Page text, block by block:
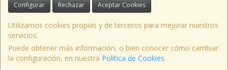
Configurar Rechazar Aceptar Cookies
Utilizamos cookies propias y de terceros para mejorar nuestros
servicios.
Puede obtener más información, o bien conocer cómo cambiar
la configuración, en nuestra Política de Cookies.
Infocopy Lugo, C.B. · C/ Doctor Casares, 122 Bajo, 27400 Monforte de
Lemos, Lugo, España · CIF: E27283464 · Tel.: 982 410 739 · Email:
EJERCER DERECHO DE DESISTIMIENTO